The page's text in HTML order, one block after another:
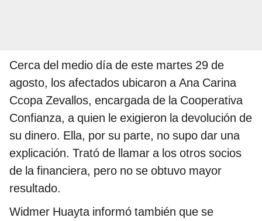
Cerca del medio día de este martes 29 de
agosto, los afectados ubicaron a Ana Carina
Ccopa Zevallos, encargada de la Cooperativa
Confianza, a quien le exigieron la devolución de
su dinero. Ella, por su parte, no supo dar una
explicación. Trató de llamar a los otros socios
de la financiera, pero no se obtuvo mayor
resultado.
Widmer Huayta informó también que se